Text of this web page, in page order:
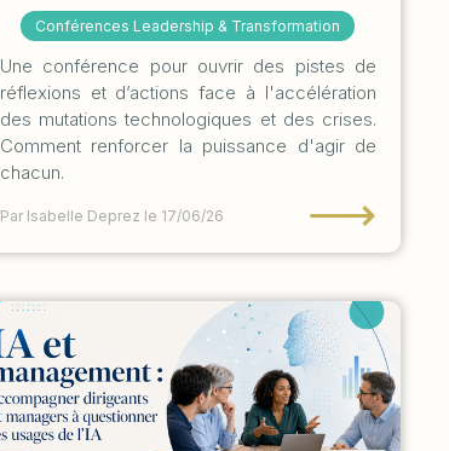
Conférences Leadership & Transformation
Une conférence pour ouvrir des pistes de
réflexions et d’actions face à l'accélération
des mutations technologiques et des crises.
Comment renforcer la puissance d'agir de
chacun.
Par Isabelle Deprez le 17/06/26 ⟶